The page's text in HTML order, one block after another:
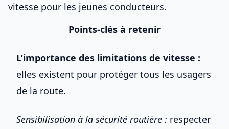
vitesse pour les jeunes conducteurs.
Points-clés à retenir
L’importance des limitations de vitesse :
elles existent pour protéger tous les usagers
de la route.
Sensibilisation à la sécurité routière : respecter